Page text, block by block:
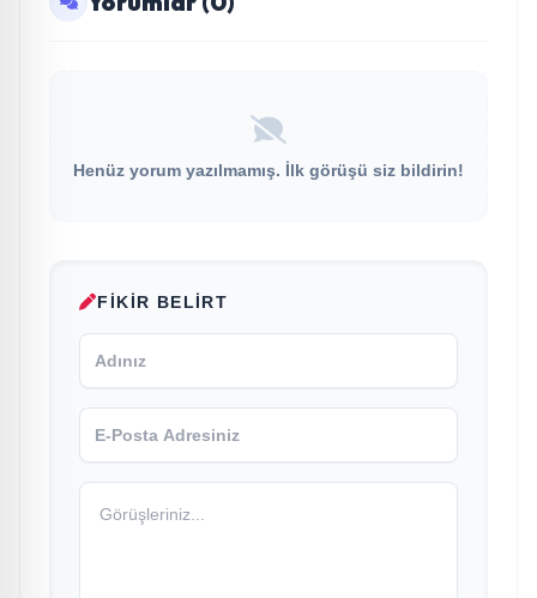
Henüz yorum yazılmamış. İlk görüşü siz bildirin!
FIKIR BELIRT